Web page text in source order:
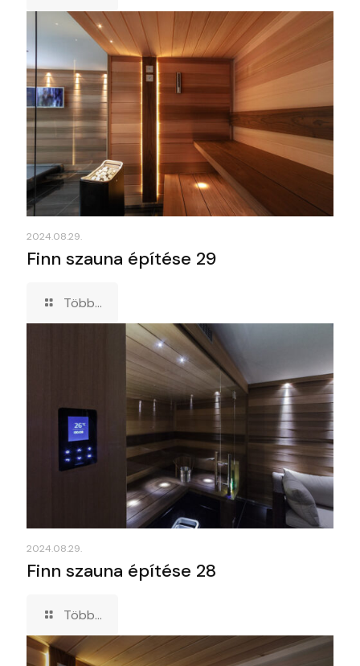
2024.08.29.
Finn szauna építése 29
Több...
2024.08.29.
Finn szauna építése 28
Több...